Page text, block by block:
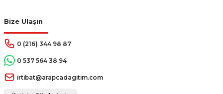
Bize Ulaşın
0 (216) 344 98 87
0 537 564 38 94
irtibat@arapcadagitim.com